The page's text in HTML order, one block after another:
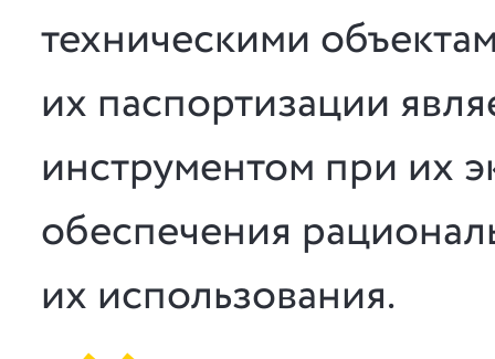
техническими
их паспортизации
инструментом при их
обеспечения
их использования.